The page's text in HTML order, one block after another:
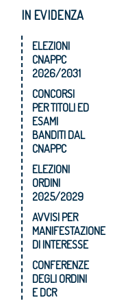
IN EVIDENZA
ELEZIONI
CNAPPC
2026/2031
CONCORSI
PER TITOLI ED
ESAMI
BANDITI DAL
CNAPPC
ELEZIONI
ORDINI
2025/2029
AVVISI PER
MANIFESTAZIONE
DI INTERESSE
CONFERENZE
DEGLI ORDINI
E DCR